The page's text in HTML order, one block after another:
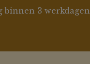
binnen 3 werkdagen